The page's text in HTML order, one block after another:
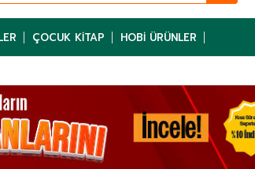
ÇOCUK KITAP HOBI ÜRÜNLER